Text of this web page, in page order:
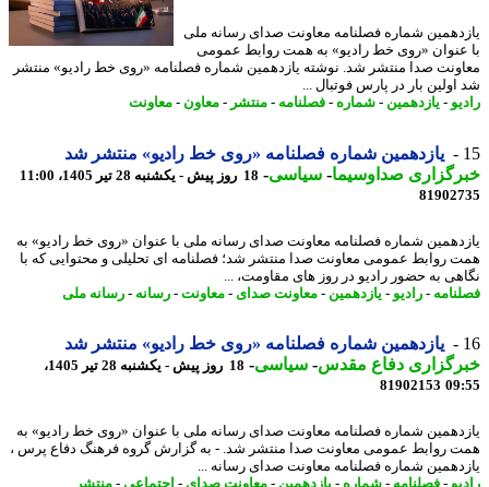
شماره فصلنامه معاونت صدای رسانه ملی
«روی خط رادیو» به همت روابط عمومی
صدا منتشر شد. نوشته یازدهمین شماره فصلنامه «روی خط رادیو» منتشر
بار در پارس فوتبال ...
-یازدهمین-شماره-فصلنامه-منتشر-معاون-معاونت
یازدهمین شماره فصلنامه «روی خط رادیو» منتشر شد
صداوسیما-سیاسی-18 روز پیش - یکشنبه 28 تیر 1405، 11:00
شماره فصلنامه معاونت صدای رسانه ملی با عنوان «روی خط رادیو» به
روابط عمومی معاونت صدا منتشر شد؛ فصلنامه ای تحلیلی و محتوایی که با
به حضور رادیو در روز های مقاومت، ...
-رادیو -یازدهمین-معاونت صدای- معاونت-رسانه-رسانه ملی
یازدهمین شماره فصلنامه «روی خط رادیو» منتشر شد
دفاع مقدس-سیاسی-
18 روز پیش - یکشنبه 28 تیر 1405،
81902153
شماره فصلنامه معاونت صدای رسانه ملی با عنوان «روی خط رادیو» به
روابط عمومی معاونت صدا منتشر شد. - به گزارش گروه فرهنگ دفاع پرس ،
شماره فصلنامه معاونت صدای رسانه ...
-فصلنامه-شماره-یازدهمین-معاونت صدای- اجتماعی-منتشر